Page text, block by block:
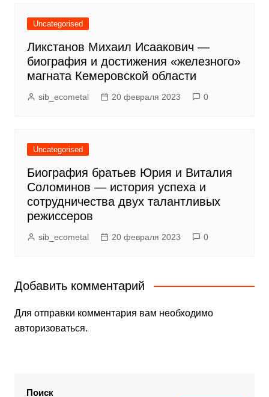
Uncategorised
Ликстанов Михаил Исаакович —
биография и достижения «железного»
магната Кемеровской области
sib_ecometal 20 февраля 2023 0
Uncategorised
Биография братьев Юрия и Виталия
Соломинов — история успеха и
сотрудничества двух талантливых
режиссеров
sib_ecometal 20 февраля 2023 0
Добавить комментарий
Для отправки комментария вам необходимо
авторизоваться.
Поиск